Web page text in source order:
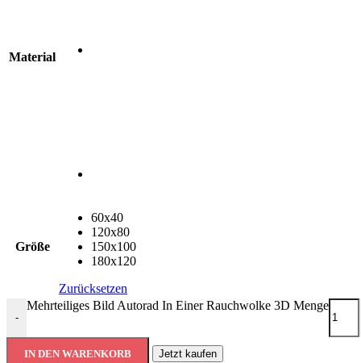
Material
Größe
60x40
120x80
150x100
180x120
Zurücksetzen
-
Mehrteiliges Bild Autorad In Einer Rauchwolke 3D Menge
IN DEN WARENKORB Jetzt kaufen